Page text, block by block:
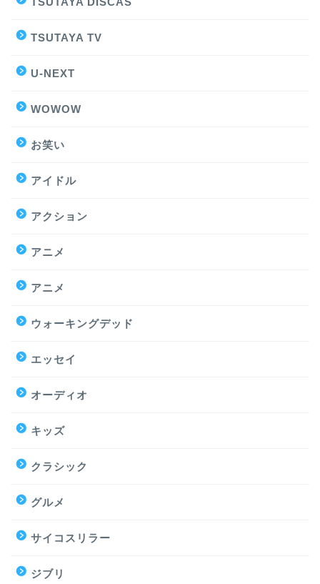
TSUTAYA TV
U-NEXT
WOWOW
お笑い
アイドル
アクション
アニメ
アニメ
ウォーキングデッド
エッセイ
オーディオ
キッズ
クラシック
グルメ
サイコスリラー
ジブリ